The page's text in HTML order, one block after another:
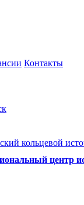
Контакты
кольцевой
центр